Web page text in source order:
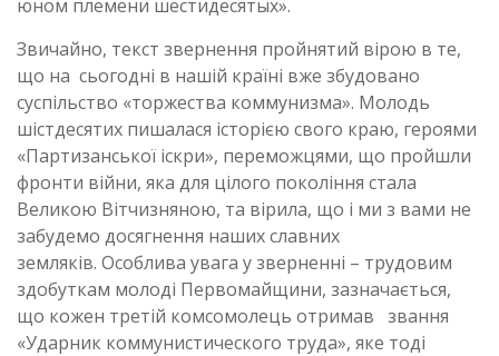
юном племени шестидесятых».
Звичайно, текст звернення пройнятий вірою в те,
що на сьогодні в нашій країні вже збудовано
суспільство «торжества коммунизма». Молодь
шістдесятих пишалася історією свого краю, героями
«Партизанської іскри», переможцями, що пройшли
фронти війни, яка для цілого покоління стала
Великою Вітчизняною, та вірила, що і ми з вами не
забудемо досягнення наших славних
земляків. Особлива увага у зверненні – трудовим
здобуткам молоді Первомайщини, зазначається,
що кожен третій комсомолець отримав звання
«Ударник коммунистического труда», яке тоді